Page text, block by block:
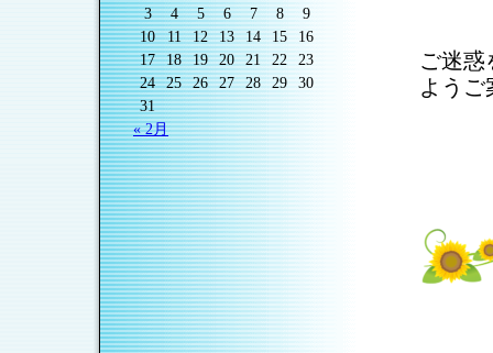
3
4 5 6 7 8
9
10
11 12 13 14 15
16
17
18 19 20 21 22
23
24
25 26 27 28 29
30
31
« 2月
ご迷惑
ようご